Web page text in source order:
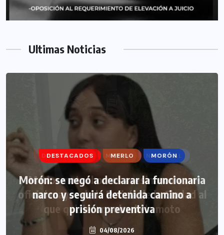
Ultimas Noticias
DESTACADOS MERLO MORÓN
Morón: se negó a declarar la funcionaria
narco y seguirá detenida camino a
prisión preventiva
04/08/2026